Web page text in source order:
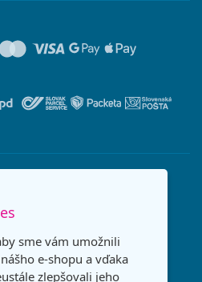
sme vám umožnili
e-shopu a vďaka
zlepšovali jeho